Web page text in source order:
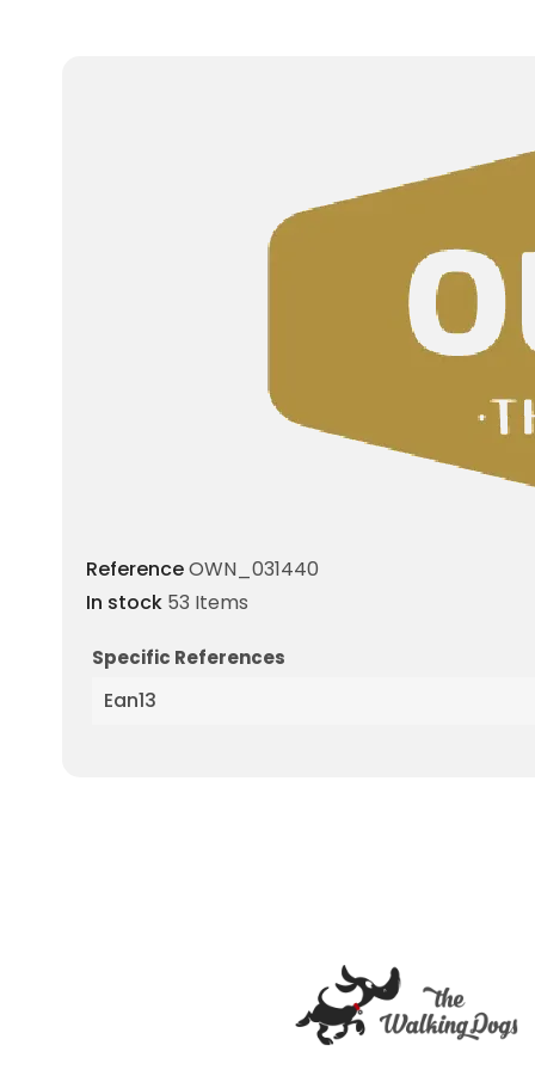
ReferenceOWN_031440
In stock 53 Items
Specific References
Ean13